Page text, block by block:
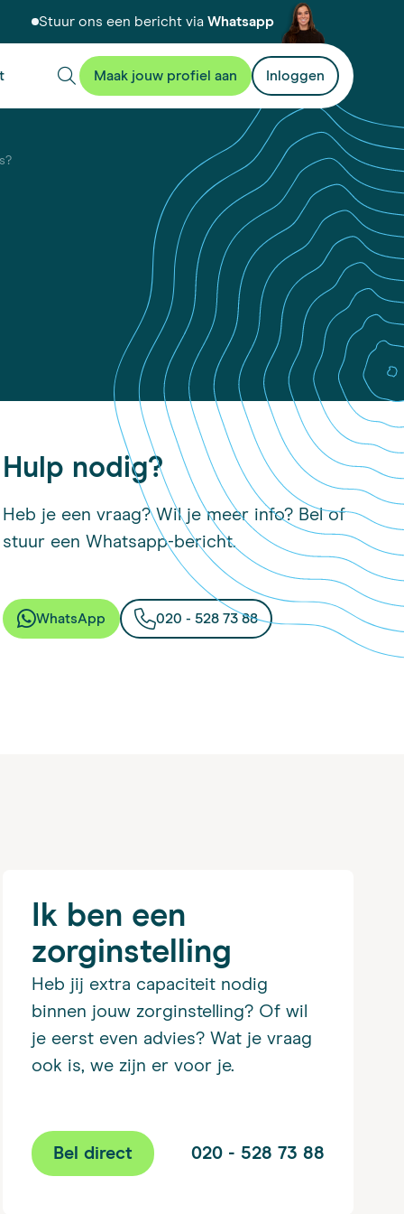
Stuur ons een bericht via Whatsapp
Maak jouw profiel aan Inloggen
Hulp nodig?
Heb je een vraag? Wil je meer info? Bel of
stuur een Whatsapp-bericht.
WhatsApp 020 - 528 73 88
Ik ben een
zorginstelling
Heb jij extra capaciteit nodig
binnen jouw zorginstelling? Of wil
je eerst even advies? Wat je vraag
ook is, we zijn er voor je.
Bel direct 020 - 528 73 88